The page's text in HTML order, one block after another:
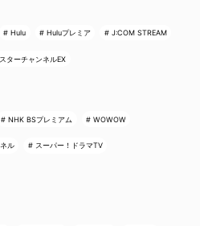
Hulu Huluプレミア J:COM STREAM
スターチャンネルEX
NHK BSプレミアム WOWOW
ル スーパー！ドラマTV